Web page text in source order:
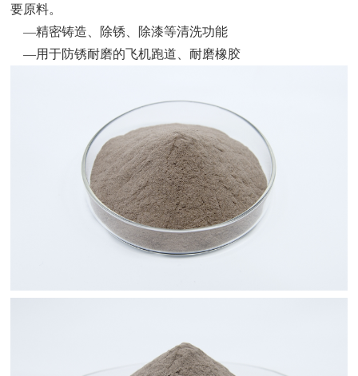
要原料。
—精密铸造、除锈、除漆等清洗功能
—用于防锈耐磨的飞机跑道、耐磨橡胶